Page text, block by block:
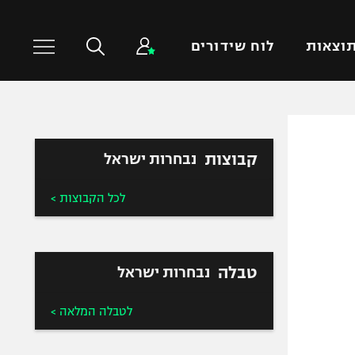
תוצאות לוח שידורים
טניס
ספורט אולימפי
UFC
קבוצות נבחרות ישראל
לכל הקבוצות >
טבלה נבחרות ישראל
לטבלה המלאה >